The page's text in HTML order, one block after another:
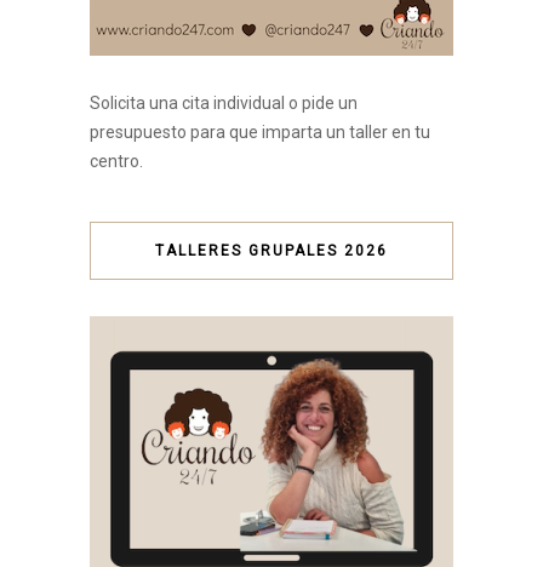
Solicita una cita individual o pide un
presupuesto para que imparta un taller en tu
centro.
TALLERES GRUPALES 2026